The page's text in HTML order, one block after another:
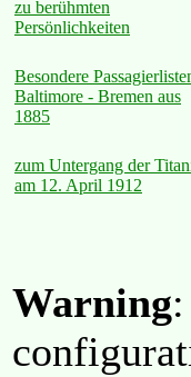
zu berühmten
Persönlichkeiten
Besondere
Baltimore - Bremen aus
1885
zum Untergang der
am 12. April 1912
Warning